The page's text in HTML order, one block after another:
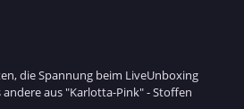
die Spannung beim LiveUnboxing
aus "Karlotta-Pink" - Stoffen